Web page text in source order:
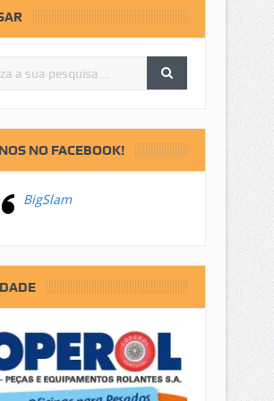
NO FACEBOOK!
BigSlam